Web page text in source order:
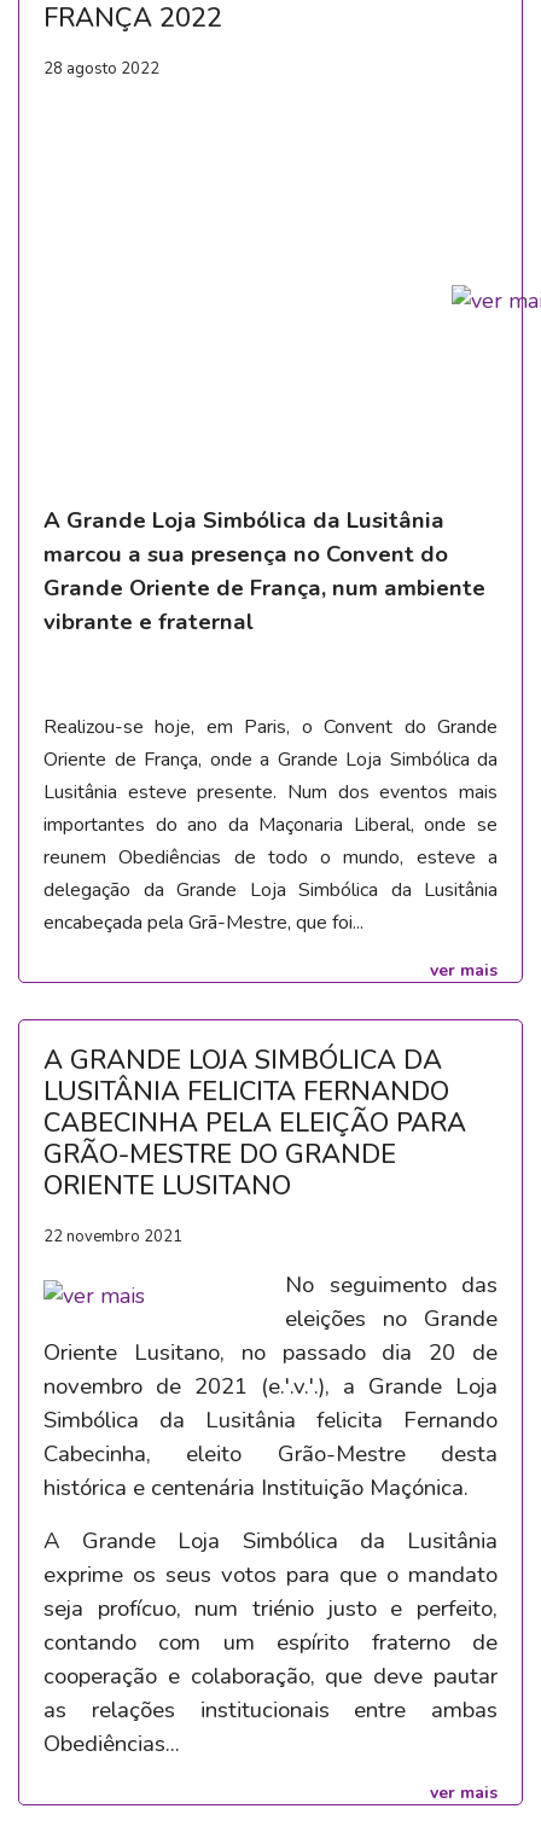
FRANÇA 2022
28 agosto 2022
A Grande Loja Simbólica da Lusitânia
marcou a sua presença no Convent do
Grande Oriente de França, num ambiente
vibrante e fraternal
Realizou-se hoje, em Paris, o Convent do Grande
Oriente de França, onde a Grande Loja Simbólica da
Lusitânia esteve presente. Num dos eventos mais
importantes do ano da Maçonaria Liberal, onde se
reunem Obediências de todo o mundo, esteve a
delegação da Grande Loja Simbólica da Lusitânia
encabeçada pela Grã-Mestre, que foi...
ver mais
A GRANDE LOJA SIMBÓLICA DA
LUSITÂNIA FELICITA FERNANDO
CABECINHA PELA ELEIÇÃO PARA
GRÃO-MESTRE DO GRANDE
ORIENTE LUSITANO
22 novembro 2021
No seguimento das
eleições no Grande
Oriente Lusitano, no passado dia 20 de
novembro de 2021 (e.'.v.'.), a Grande Loja
Simbólica da Lusitânia felicita Fernando
Cabecinha, eleito Grão-Mestre desta
histórica e centenária Instituição Maçónica.
A Grande Loja Simbólica da Lusitânia
exprime os seus votos para que o mandato
seja profícuo, num triénio justo e perfeito,
contando com um espírito fraterno de
cooperação e colaboração, que deve pautar
as relações institucionais entre ambas
Obediências...
ver mais